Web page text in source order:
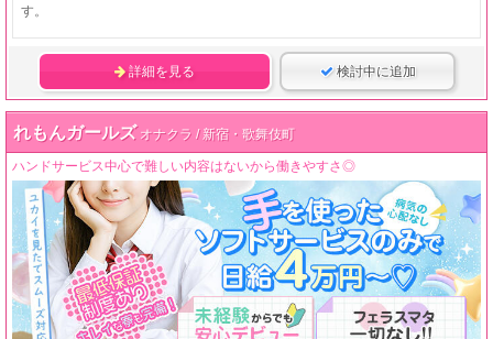
す。
詳細を見る 検討中に追加
れもんガールズ オナクラ / 新宿・歌舞伎町
ハンドサービス中心で難しい内容はないから働きやすさ◎